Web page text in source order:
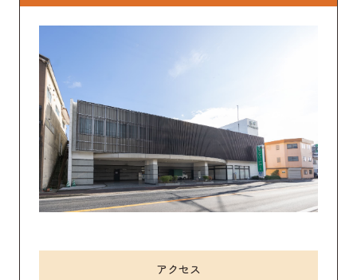
アクセス